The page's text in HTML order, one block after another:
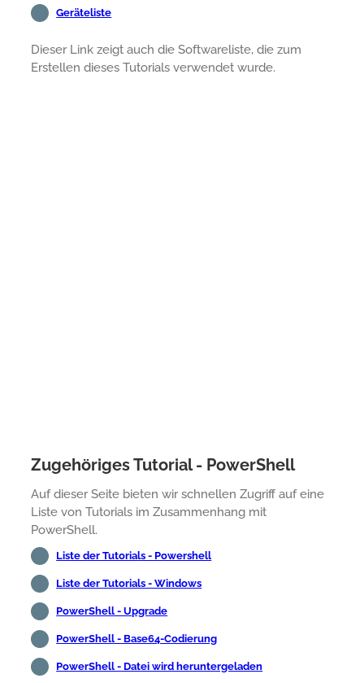
Geräteliste
Dieser Link zeigt auch die Softwareliste, die zum
Erstellen dieses Tutorials verwendet wurde.
Zugehöriges Tutorial - PowerShell
Auf dieser Seite bieten wir schnellen Zugriff auf eine
Liste von Tutorials im Zusammenhang mit
PowerShell.
Liste der Tutorials - Powershell
Liste der Tutorials - Windows
PowerShell - Upgrade
PowerShell - Base64-Codierung
PowerShell - Datei wird heruntergeladen